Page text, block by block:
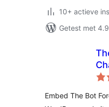
10+ actieve
Getest met
Embed The Bot